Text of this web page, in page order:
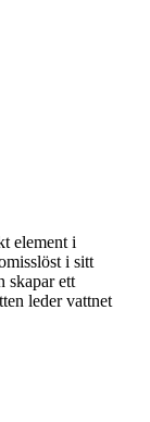
element i
i sitt
skapar ett
leder vattnet